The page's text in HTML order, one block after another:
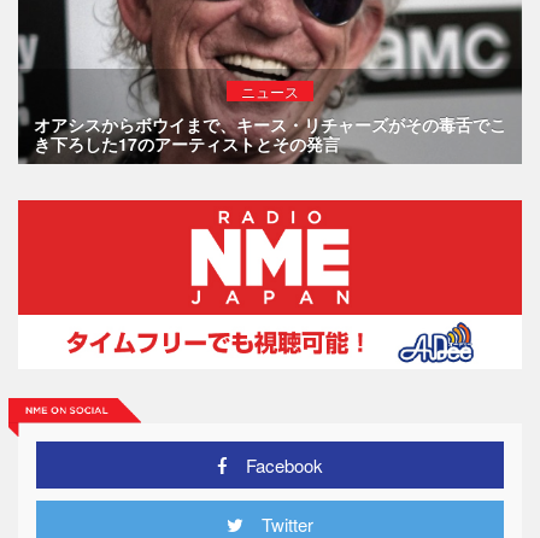
ニュース
オアシスからボウイまで、キース・リチャーズがその毒舌でこ
き下ろした17のアーティストとその発言
Facebook
Twitter